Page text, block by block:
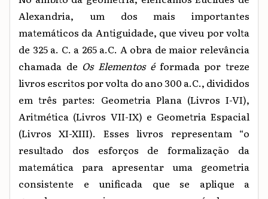
Alexandria, um dos mais importantes
matemáticos da Antiguidade, que viveu porvolta
de 325 a. C. a 265 a.C. A obra de maior relevância
chamada de Os Elementos éformada por treze
livros escritos por volta do ano 300 a.C., divididos
em três partes: Geometria Plana (Livros I-VI),
Aritmética (Livros VII-IX) e Geometria Espacial
(Livros XI-XIII). Esses livros representam “o
resultado dos esforços de formalização da
matemática para apresentar uma geometria
consistente e unificada que se aplique a